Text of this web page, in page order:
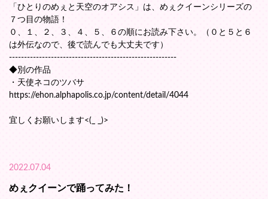
「ひとりのめぇと天空のオアシス」は、めぇクイーンシリーズの
７つ目の物語！
０、１、２、３、４、５、６の順にお読み下さい。（０と５と６
は外伝なので、後で読んでも大丈夫です）
--------------------------------------------------------
◆別の作品
・天使ネコのツバサ
https://ehon.alphapolis.co.jp/content/detail/4044
宜しくお願いします<(_ _)>
2022.07.04
めぇクイーンで踊ってみた！